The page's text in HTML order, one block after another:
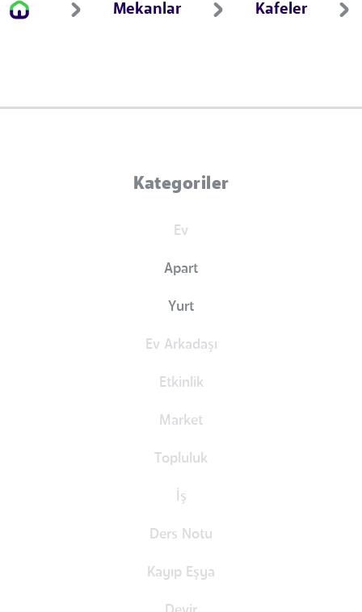
Mekanlar Kafeler
Kategoriler
Ev
Apart
Yurt
Ev Arkadaşı
Etkinlik
Market
Topluluk
İş
Ders Notu
Kayıp Eşya